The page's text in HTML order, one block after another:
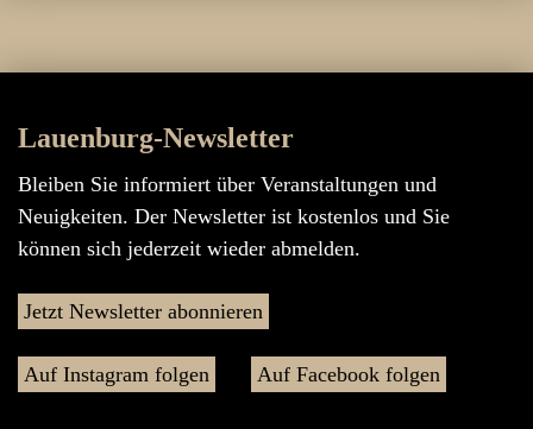
Lauenburg-Newsletter
Bleiben Sie informiert über Veranstaltungen und
Neuigkeiten. Der Newsletter ist kostenlos und Sie
können sich jederzeit wieder abmelden.
Jetzt Newsletter abonnieren
Auf Instagram folgen Auf Facebook folgen